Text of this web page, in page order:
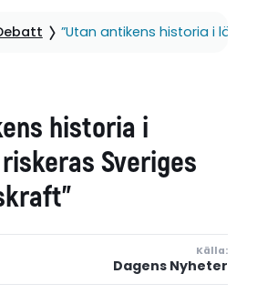
”Utan antikens historia i
historia i
Sveriges
Källa:
Dagens Nyheter